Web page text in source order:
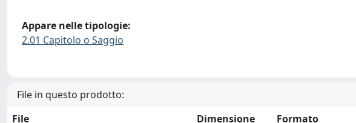
Appare nelle tipologie:
2.01 Capitolo o Saggio
File in questo prodotto:
File
Dimensione Formato